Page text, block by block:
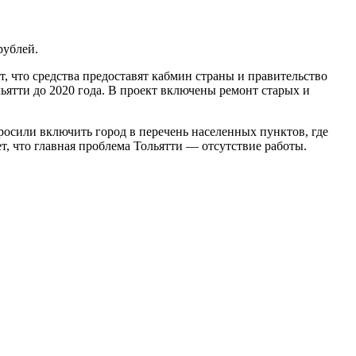
средства предоставят кабмин страны и правительство
до 2020 года. В проект включены ремонт старых и
включить город в перечень населенных пунктов, где
что главная проблема Тольятти — отсутствие работы.